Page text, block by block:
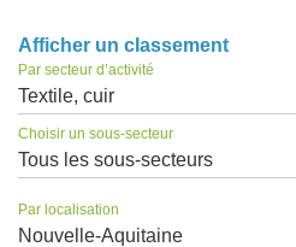
Afficher un classement
Par secteur d’activité
Textile, cuir
Choisir un sous-secteur
Tous les sous-secteurs
Par localisation
Nouvelle-Aquitaine